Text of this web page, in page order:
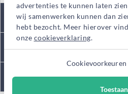
advertenties te kunnen laten
wij samenwerken kunnen dan
hebt bezocht. Meer hierover
onze cookieverklaring.
Cookievoorkeuren
Toestaan
Tarieven
Kantooromschrijving
Diensten